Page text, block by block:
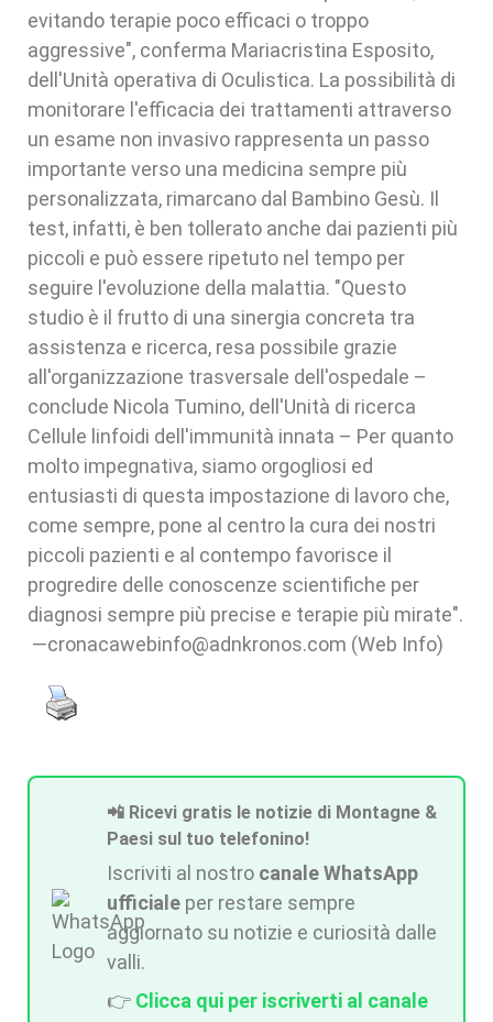
evitando terapie poco efficaci o troppo
aggressive", conferma Mariacristina Esposito,
dell'Unità operativa di Oculistica. La possibilità di
monitorare l'efficacia dei trattamenti attraverso
un esame non invasivo rappresenta un passo
importante verso una medicina sempre più
personalizzata, rimarcano dal Bambino Gesù. Il
test, infatti, è ben tollerato anche dai pazienti più
piccoli e può essere ripetuto nel tempo per
seguire l'evoluzione della malattia. "Questo
studio è il frutto di una sinergia concreta tra
assistenza e ricerca, resa possibile grazie
all'organizzazione trasversale dell'ospedale –
conclude Nicola Tumino, dell'Unità di ricerca
Cellule linfoidi dell'immunità innata – Per quanto
molto impegnativa, siamo orgogliosi ed
entusiasti di questa impostazione di lavoro che,
come sempre, pone al centro la cura dei nostri
piccoli pazienti e al contempo favorisce il
progredire delle conoscenze scientifiche per
diagnosi sempre più precise e terapie più mirate".
—cronacawebinfo@adnkronos.com (Web Info)
📲 Ricevi gratis le notizie di Montagne &
Paesi sul tuo telefonino!
Iscriviti al nostro canale WhatsApp
ufficiale per restare sempre
aggiornato su notizie e curiosità dalle
valli.
👉 Clicca qui per iscriverti al canale